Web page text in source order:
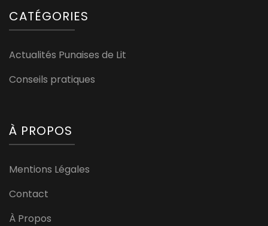
CATÉGORIES
Actualités Punaises de Lit
Conseils pratiques
À PROPOS
Mentions Légales
Contact
À Propos